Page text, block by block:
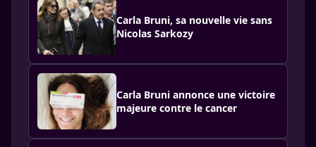
Carla Bruni, sa nouvelle vie sans
Nicolas Sarkozy
Carla Bruni annonce une victoire
majeure contre le cancer